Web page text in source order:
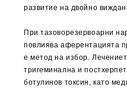
развитие на двойно
При тазоворезервоарни
повлиява аферентацията
е метод на избор.
тригеминална и
ботулинов токсин, като